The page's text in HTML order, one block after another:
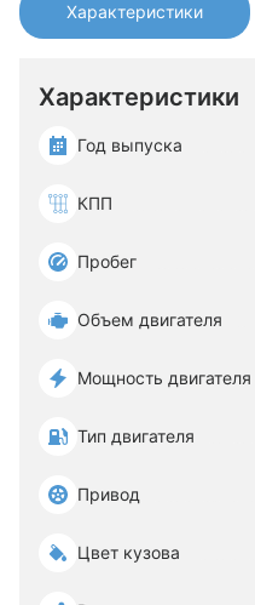
Характеристики
Характеристики
Год выпуска
КПП
Пробег
Объем двигателя
Мощность двигателя
Тип двигателя
Привод
Цвет кузова